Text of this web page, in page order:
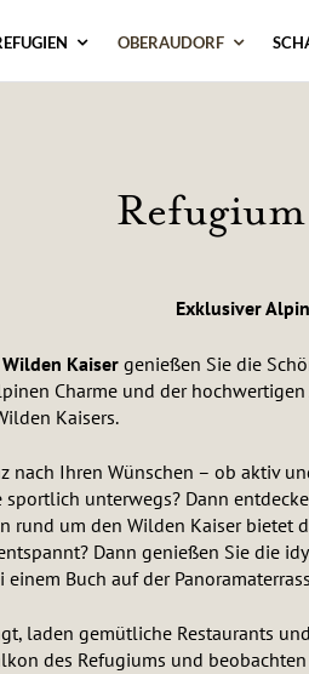
OBERAUDORF
Exklusiver
Kaisergenießen Sie die
Charme und der
Kaisers.
nach Ihren Wünschen – ob aktiv
unterwegs? Dann
rund um den Wilden Kaiser
Dann genießen Sie die
Buch auf der
laden gemütliche Restaurants
des Refugiums und